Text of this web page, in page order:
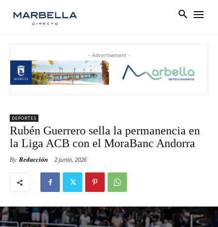
- Advertisement -
DEPORTES
Rubén Guerrero sella la permanencia en
la Liga ACB con el MoraBanc Andorra
By Redacción 2 junio, 2026